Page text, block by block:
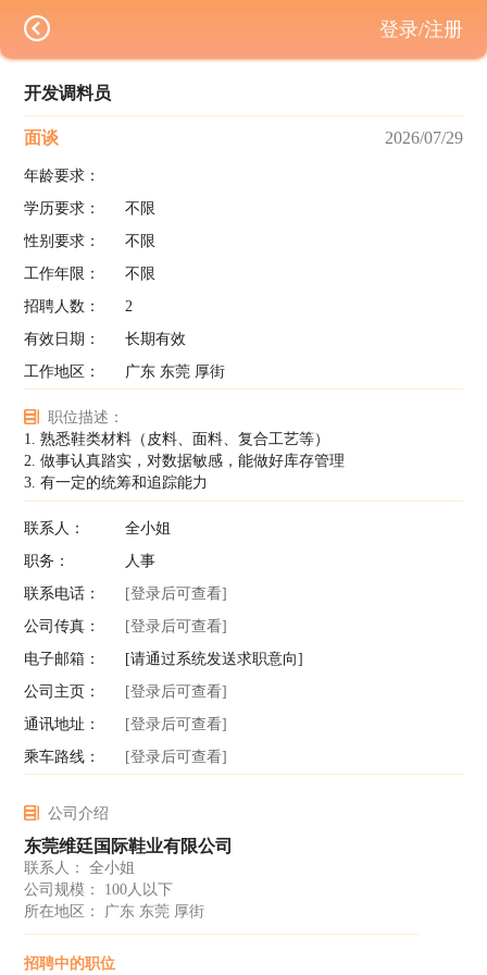
开发调料员
面谈 2026/07/29
年龄要求：
学历要求：
不限
性别要求：
不限
工作年限：
不限
招聘人数：
2
有效日期：
长期有效
工作地区：
广东 东莞 厚街
职位描述：
1. 熟悉鞋类材料（皮料、面料、复合工艺等）
2. 做事认真踏实，对数据敏感，能做好库存管理
3. 有一定的统筹和追踪能力
联系人：
全小姐
职务：
人事
联系电话：
[登录后可查看]
公司传真：
[登录后可查看]
电子邮箱：
[请通过系统发送求职意向]
公司主页：
[登录后可查看]
通讯地址：
[登录后可查看]
乘车路线：
[登录后可查看]
公司介绍
东莞维廷国际鞋业有限公司
联系人： 全小姐
公司规模： 100人以下
所在地区： 广东 东莞 厚街
招聘中的职位
登录/注册